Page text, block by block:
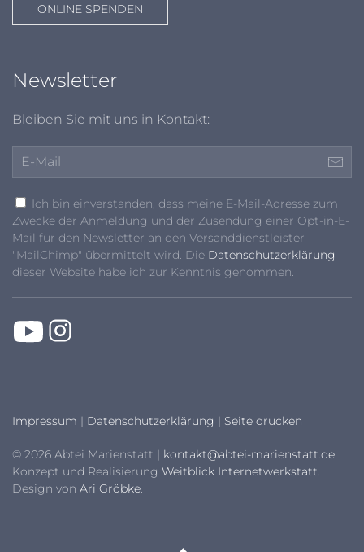
ONLINE SPENDEN
Newsletter
Bleiben Sie mit uns in Kontakt:
Ich bin einverstanden, dass meine E-Mail-Adresse zum
Zwecke der Anmeldung und der Zusendung einer Opt-in-E-
Mail für den Newsletter an den Versanddienstleister
"MailChimp" übermittelt wird. Die Datenschutzerklärung
dieser Website habe ich zur Kenntnis genommen.
Impressum | Datenschutzerklärung | Seite drucken
© 2026 Abtei Marienstatt | kontakt@abtei-marienstatt.de
Konzept und Realisierung Weitblick Internetwerkstatt.
Design von Ari Gröbke.